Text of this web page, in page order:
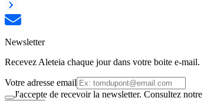
Newsletter
Recevez Aleteia chaque jour dans votre boite e-mail.
Votre adresse email
J'accepte de recevoir la newsletter. Consultez notre